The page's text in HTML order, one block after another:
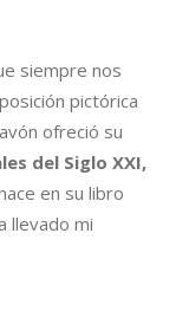
siempre nos
pictórica
ofreció su
del Siglo XXI,
en su libro
llevado mi